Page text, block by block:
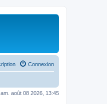
Connexion
août 08 2026, 13:45